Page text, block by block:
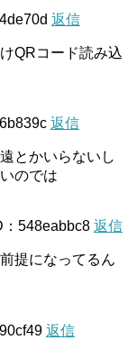
返信
QRコード読み込
返信
とかいらないし
のでは
：548eabbc8 返信
提になってるん
返信